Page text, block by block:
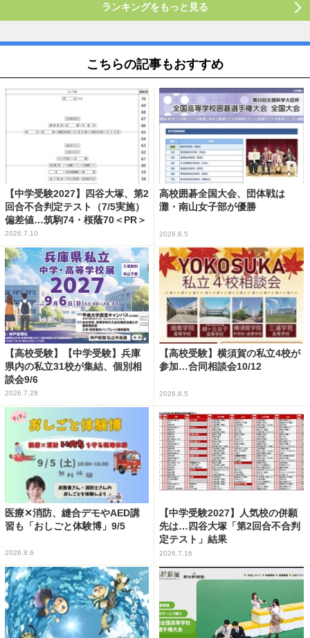
ランキングをもっと見る
こちらの記事もおすすめ
【中学受験2027】四谷大塚、第2
回合不合判定テスト（7/5実施）
偏差値…筑駒74・桜蔭70＜PR＞
2026.7.10
高校囲碁全国大会、団体戦は
灘・南山女子部が優勝
2026.8.5
【高校受験】【中学受験】兵庫
県内の私立31校が集結、個別相
談会9/6
2026.7.28
【高校受験】横須賀の私立4校が
参加…合同相談会10/12
2026.8.5
医療✕消防、縫合デモやAED講
習も「おしごと体験博」9/5
2026.8.6
【中学受験2027】人気校の併願
先は…四谷大塚「第2回合不合判
定テスト」結果
2026.7.16